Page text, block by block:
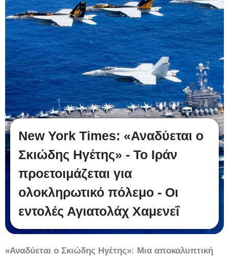
New York Times: «Αναδύεται ο
Σκιώδης Ηγέτης» - Το Ιράν
προετοιμάζεται για
ολοκληρωτικό πόλεμο - Οι
εντολές Αγιατολάχ Χαμενεΐ
«Αναδύεται ο Σκιώδης Ηγέτης»: Μια αποκαλυπτική